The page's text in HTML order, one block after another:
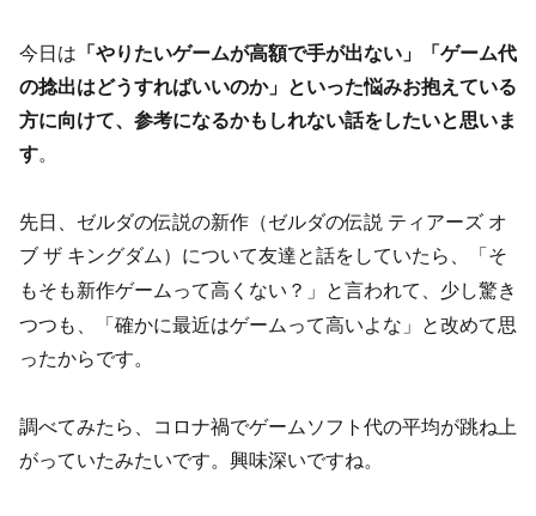
今日は 「やりたいゲームが高額で手が出ない」「ゲーム代
の捻出はどうすればいいのか」といった悩みお抱えている
方に向けて、参考になるかもしれない話をしたいと思いま
す。
先日、ゼルダの伝説の新作（ゼルダの伝説 ティアーズ オ
ブ ザ キングダム）について友達と話をしていたら、「そ
もそも新作ゲームって高くない？」と言われて、少し驚き
つつも、「確かに最近はゲームって高いよな」と改めて思
ったからです。
調べてみたら、コロナ禍でゲームソフト代の平均が跳ね上
がっていたみたいです。興味深いですね。